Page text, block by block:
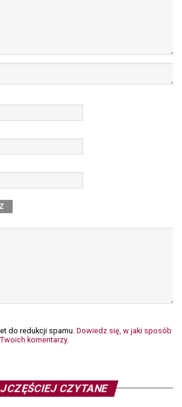
do redukcji spamu. Dowiedz się, w jaki sposób
komentarzy.
CZYTANE